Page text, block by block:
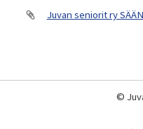
Juvan seniorit ry
©